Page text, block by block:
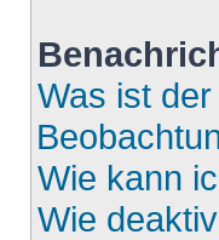
Was ist
Wie kann
Wie